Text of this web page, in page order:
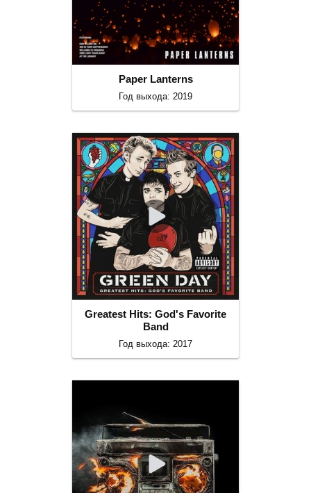
Paper Lanterns
Год выхода: 2019
Greatest Hits: God's Favorite
Band
Год выхода: 2017